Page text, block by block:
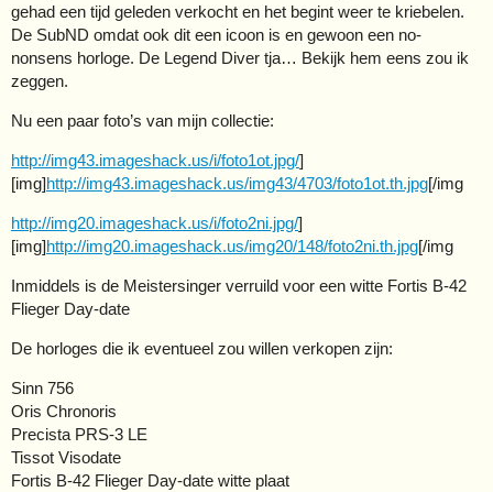
gehad een tijd geleden verkocht en het begint weer te kriebelen.
De SubND omdat ook dit een icoon is en gewoon een no-
nonsens horloge. De Legend Diver tja… Bekijk hem eens zou ik
zeggen.
Nu een paar foto’s van mijn collectie:
http://img43.imageshack.us/i/foto1ot.jpg/]
[img]http://img43.imageshack.us/img43/4703/foto1ot.th.jpg[/img
http://img20.imageshack.us/i/foto2ni.jpg/]
[img]http://img20.imageshack.us/img20/148/foto2ni.th.jpg[/img
Inmiddels is de Meistersinger verruild voor een witte Fortis B-42
Flieger Day-date
De horloges die ik eventueel zou willen verkopen zijn:
Sinn 756
Oris Chronoris
Precista PRS-3 LE
Tissot Visodate
Fortis B-42 Flieger Day-date witte plaat